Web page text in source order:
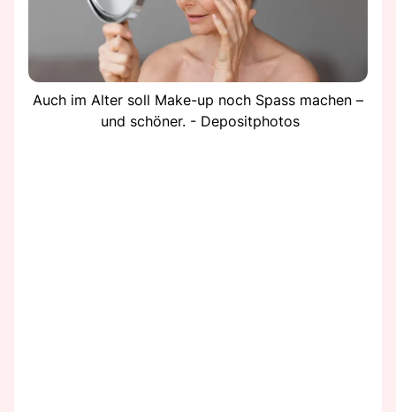
Auch im Alter soll Make-up noch Spass machen –
und schöner. - Depositphotos